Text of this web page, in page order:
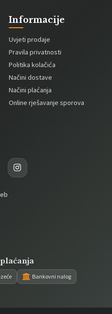
Informacije
Uvjeti prodaje
Pravila privatnosti
Politika kolačića
Načini dostave
Načini plaćanja
Online rješavanje sporova
Bankovni nalog